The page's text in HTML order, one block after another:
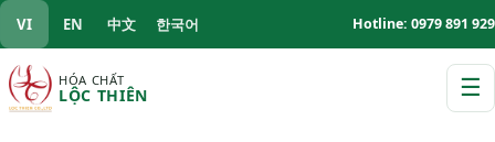
VI EN 中文 한국어 Hotline: 0979 891 929
HÓA CHẤT
LỘC THIÊN ☰